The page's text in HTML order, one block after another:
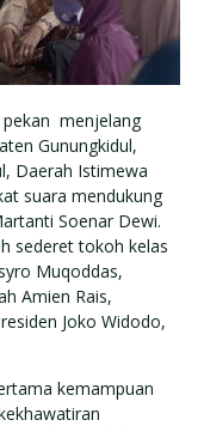
pekan menjelang
Gunungkidul,
Daerah Istimewa
suara mendukung
Soenar Dewi.
sederet tokoh kelas
Muqoddas,
Amien Rais,
Joko Widodo,
kemampuan